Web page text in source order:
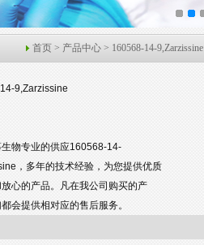
首页 > 产品中心 > 160568-14-9,Zarzissine
9,Zarzissine
物专业的供应160568-14-
，多年的技术经验，为您提供优质
心的产品。凡在我公司购买的产
会提供相对应的售后服务。